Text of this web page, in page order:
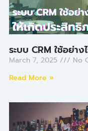
ระบบ CRM ใช้อย่า
March 7, 2025
No
Read More »